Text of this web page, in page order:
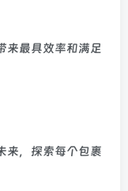
来最具效率和满足
来，探索每个包裹